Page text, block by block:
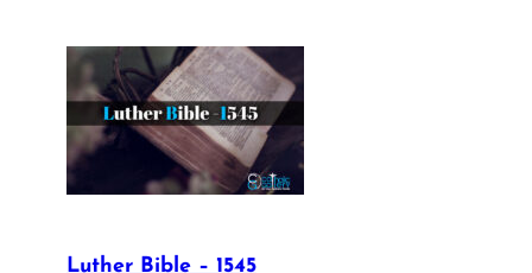
Luther Bible – 1545